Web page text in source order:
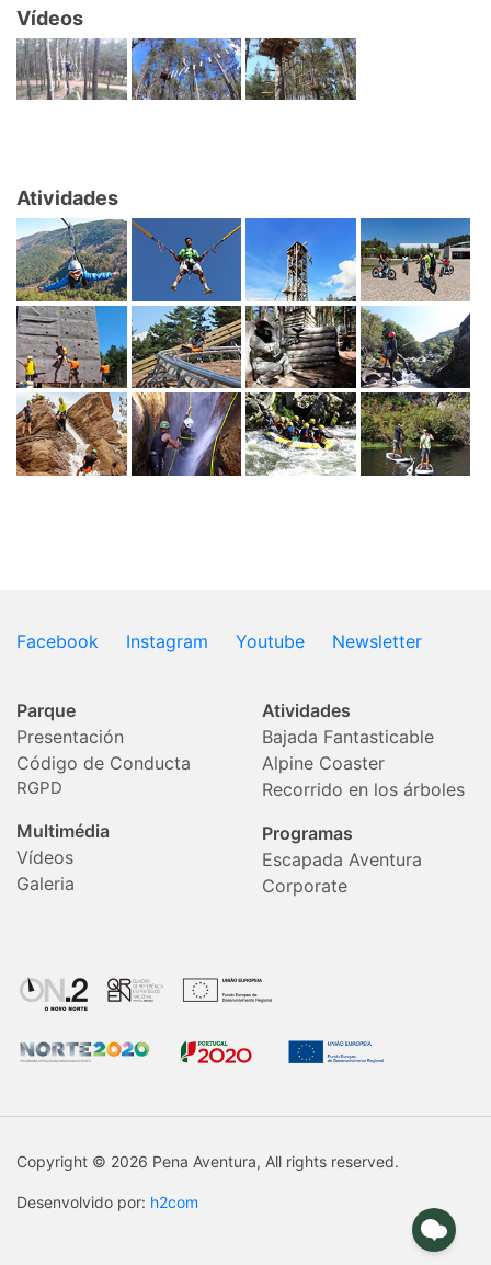
Vídeos
Atividades
Facebook Instagram Youtube Newsletter
Parque
Presentación
Código de Conducta
RGPD
Multimédia
Vídeos
Galeria
Atividades
Bajada Fantasticable
Alpine Coaster
Recorrido en los árboles
Programas
Escapada Aventura
Corporate
Copyright © 2026 Pena Aventura, All rights reserved.
Desenvolvido por: h2com